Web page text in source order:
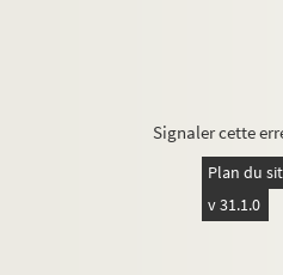
Signaler cette
Plan du
v 31.1.0